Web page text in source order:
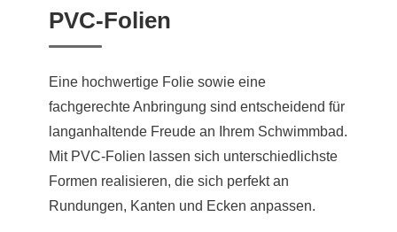
PVC-Folien
Eine hochwertige Folie sowie eine
fachgerechte Anbringung sind entscheidend für
langanhaltende Freude an Ihrem Schwimmbad.
Mit PVC-Folien lassen sich unterschiedlichste
Formen realisieren, die sich perfekt an
Rundungen, Kanten und Ecken anpassen.